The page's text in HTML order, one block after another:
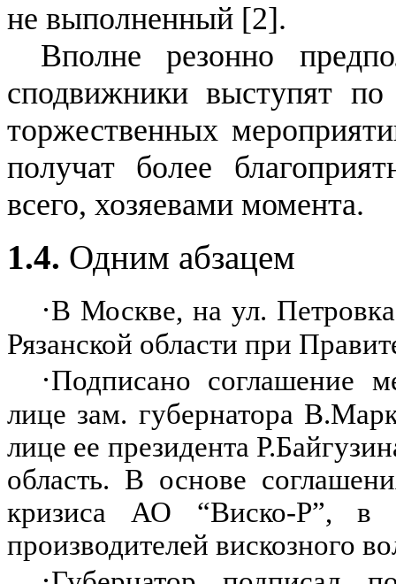
не выполненный [2].
Вполне резонно
сподвижники выступят
торжественных
получат более
всего, хозяевами момента.
1.4. Одним абзацем
·В Москве, на ул.
Рязанской области при
·Подписано соглашение
лице зам. губернатора
лице ее президента
область. В основе
кризиса АО “Виско-Р”, в
производителей вискозного